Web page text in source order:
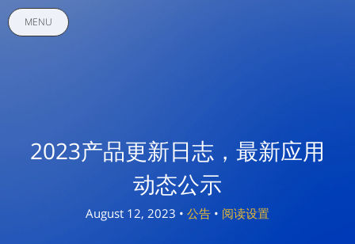
MENU
2023产品更新日志，最新应用
动态公示
August 12, 2023 • 公告• 阅读设置